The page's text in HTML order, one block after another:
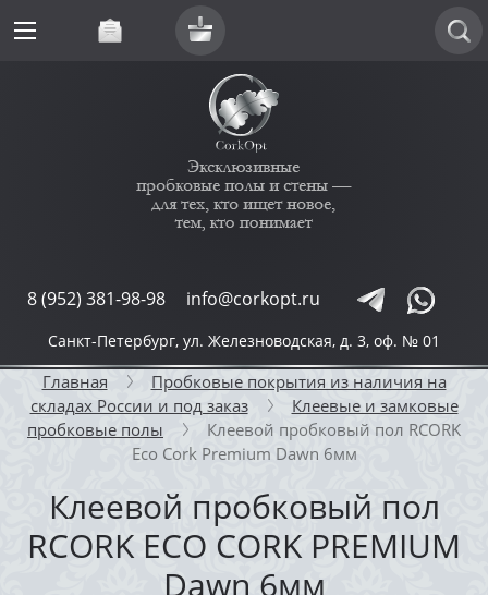
Подписка
8 (952) 381-98-98 info@corkopt.ru
Санкт-Петербург, ул. Железноводская, д. 3, оф. № 01
Главная
Пробковые покрытия из наличия на
складах России и под заказ
Клеевые и замковые
пробковые полы
Клеевой пробковый пол RCORK
Eco Cork Premium Dawn 6мм
Клеевой пробковый пол
RCORK ECO CORK PREMIUM
Dawn 6мм